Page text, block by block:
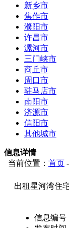
新乡市
焦作市
濮阳市
许昌市
漯河市
三门峡市
商丘市
周口市
驻马店市
南阳市
济源市
信阳市
其他城市
信息详情
当前位置： 首页
出租星河湾住
信息编号